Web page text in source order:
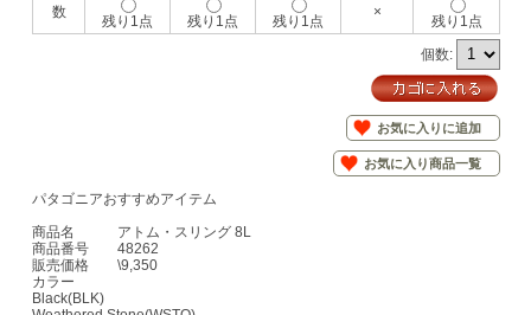
数
残り1点 残り1点 残り1点
×
残り1点
個数:
お気に入りに追加
お気に入り商品一覧
パタゴニアおすすめアイテム
商品名 アトム・スリング 8L
商品番号 48262
販売価格 \9,350
カラー
Black(BLK)